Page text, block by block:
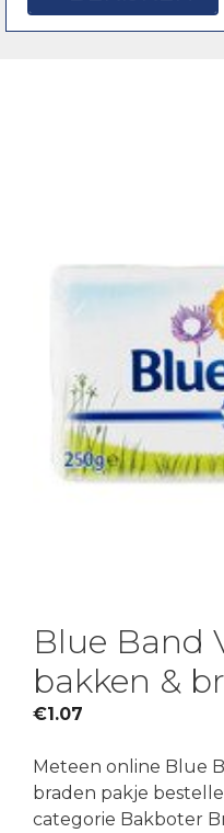
Blue Band
bakken &
€1.07
Meteen online Blue
braden pakje
categorie Bakboter